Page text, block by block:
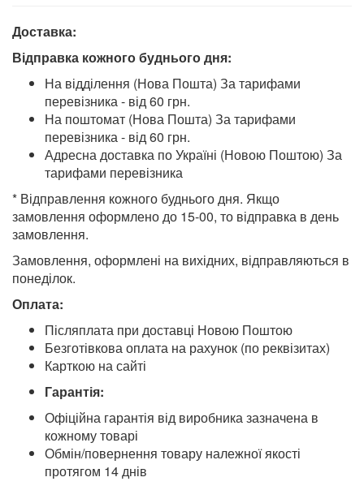
Доставка:
Відправка кожного буднього дня:
На відділення (Нова Пошта) За тарифами
перевізника - від 60 грн.
На поштомат (Нова Пошта) За тарифами
перевізника - від 60 грн.
Адресна доставка по Україні (Новою Поштою) За
тарифами перевізника
* Відправлення кожного буднього дня. Якщо
замовлення оформлено до 15-00, то відправка в день
замовлення.
Замовлення, оформлені на вихідних, відправляються в
понеділок.
Оплата:
Післяплата при доставці Новою Поштою
Безготівкова оплата на рахунок (по реквізитах)
Карткою на сайті
Гарантія:
Офіційна гарантія від виробника зазначена в
кожному товарі
Обмін/повернення товару належної якості
протягом 14 днів